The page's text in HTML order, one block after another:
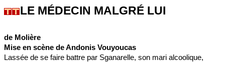
LE MÉDECIN MALGRÉ LUI
de Molière
Mise en scène de Andonis Vouyoucas
Lassée de se faire battre par Sganarelle, son mari alcoolique,